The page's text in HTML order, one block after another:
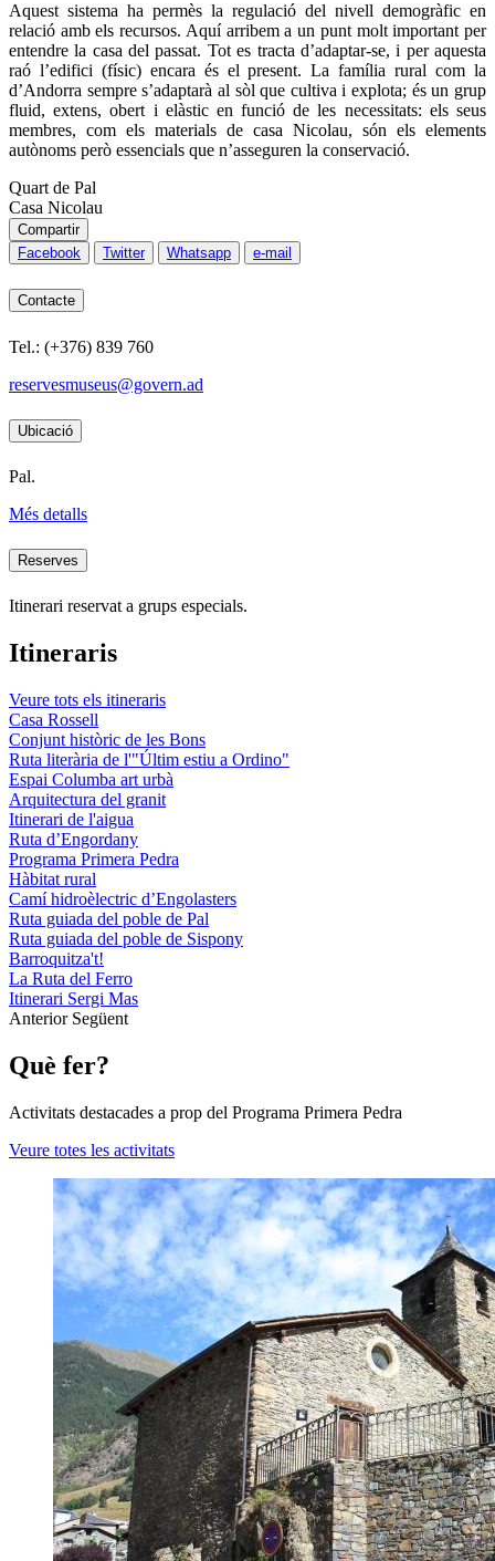
Aquest sistema ha permès la regulació del nivell demogràfic en
relació amb els recursos. Aquí arribem a un punt molt important per
entendre la casa del passat. Tot es tracta d’adaptar-se, i per aquesta
raó l’edifici (físic) encara és el present. La família rural com la
d’Andorra sempre s’adaptarà al sòl que cultiva i explota; és un grup
fluid, extens, obert i elàstic en funció de les necessitats: els seus
membres, com els materials de casa Nicolau, són els elements
autònoms però essencials que n’asseguren la conservació.
Quart de Pal
Casa Nicolau
Compartir
Facebook
Twitter Whatsapp e-mail
Contacte
Tel.: (+376) 839 760
reservesmuseus@govern.ad
Ubicació
Pal.
Més detalls
Reserves
Itinerari reservat a grups especials.
Itineraris
Veure tots els itineraris
Casa Rossell
Conjunt històric de les Bons
Ruta literària de l'"Últim estiu a Ordino"
Espai Columba art urbà
Arquitectura del granit
Itinerari de l'aigua
Ruta d’Engordany
Programa Primera Pedra
Hàbitat rural
Camí hidroèlectric d’Engolasters
Ruta guiada del poble de Pal
Ruta guiada del poble de Sispony
Barroquitza't!
La Ruta del Ferro
Itinerari Sergi Mas
Anterior Següent
Què fer?
Activitats destacades a prop del Programa Primera Pedra
Veure totes les activitats